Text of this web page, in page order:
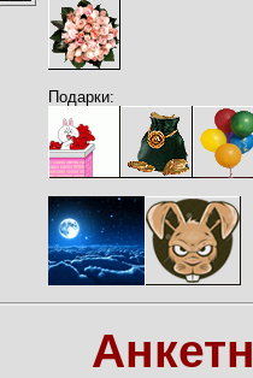
Подарки: